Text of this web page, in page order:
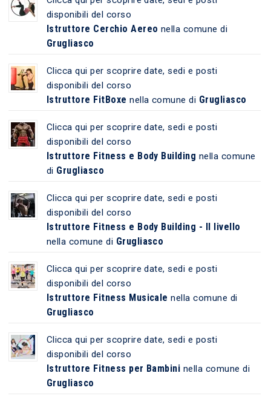
disponibili del corso
Istruttore Cerchio Aereo nella comune di
Grugliasco
Clicca qui per scoprire date, sedi e posti
disponibili del corso
Istruttore FitBoxe nella comune di Grugliasco
Clicca qui per scoprire date, sedi e posti
disponibili del corso
Istruttore Fitness e Body Building nella comune
di Grugliasco
Clicca qui per scoprire date, sedi e posti
disponibili del corso
Istruttore Fitness e Body Building - II livello
nella comune di Grugliasco
Clicca qui per scoprire date, sedi e posti
disponibili del corso
Istruttore Fitness Musicale nella comune di
Grugliasco
Clicca qui per scoprire date, sedi e posti
disponibili del corso
Istruttore Fitness per Bambini nella comune di
Grugliasco